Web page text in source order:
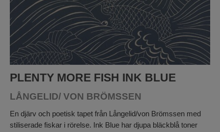
PLENTY MORE FISH INK BLUE
LÅNGELID/ VON BRÖMSSEN
En djärv och poetisk tapet från Långelid/von Brömssen med
stiliserade fiskar i rörelse. Ink Blue har djupa bläckblå toner